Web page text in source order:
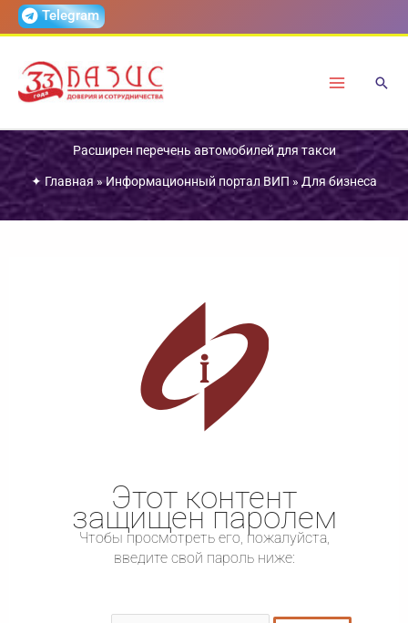
ПерейтиTelegram
Расширен перечень автомобилей для такси
✦ Главная»Информационный портал ВИП » Для бизнеса
Этот контент
защищен паролем
Чтобы просмотреть его, пожалуйста,
введите свой пароль ниже: